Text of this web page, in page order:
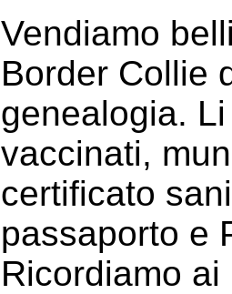
Vendiamo
Border Collie
genealogia.
vaccinati,
certificato
passaporto e
Ricordiamo